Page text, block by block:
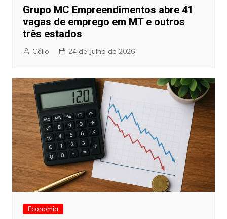
Grupo MC Empreendimentos abre 41
vagas de emprego em MT e outros
três estados
Célio 24 de Julho de 2026
Economia